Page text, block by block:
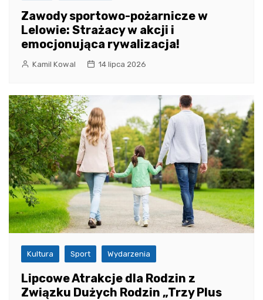
Zawody sportowo-pożarnicze w
Lelowie: Strażacy w akcji i
emocjonująca rywalizacja!
Kamil Kowal 14 lipca 2026
Kultura Sport Wydarzenia
Lipcowe Atrakcje dla Rodzin z
Związku Dużych Rodzin „Trzy Plus